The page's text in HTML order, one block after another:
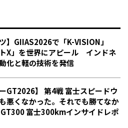
ツ】GIIAS2026で「K-VISION」
トX」を世界にアピール インドネ
化と軽の技術を発信
ーGT2026】 第4戦 富士スピードウ
悪くなかった。それでも勝てなか
GT300 富士300kmインサイドレポ